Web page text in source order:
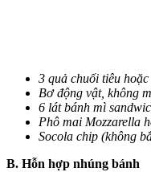
3 quả chuối tiêu
Bơ động vật, không
6 lát bánh mì
Phô mai Mozzarella
Socola chip (không
B. Hỗn hợp nhúng bánh